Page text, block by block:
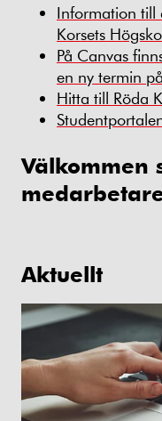
Information till
Korsets
På Canvas
en ny termin
Hitta till Röda
Välkommen
Aktuellt